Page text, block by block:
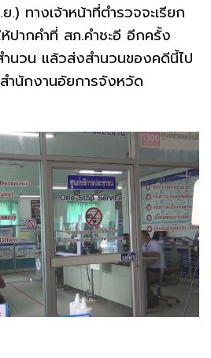
ทางเจ้าหน้าที่ตำรวจจะเรียก
ปากคำที่ สภ.คำชะอี อีกครั้ง
นวน แล้วส่งสำนวนของคดีนี้ไป
ำนักงานอัยการจังหวัด